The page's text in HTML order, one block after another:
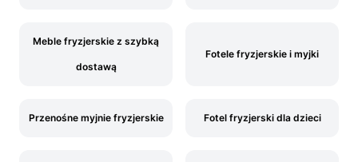
Meble fryzjerskie z szybką
dostawą
Fotele fryzjerskie i myjki
Przenośne myjnie fryzjerskie Fotel fryzjerski dla dzieci